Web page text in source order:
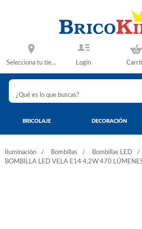
Selecciona tu tienda Login
BRICOLAJE DECORACIÓN
Iluminación Bombillas
Bombillas LED
BOMBILLA LED VELA E14 4,2W 470